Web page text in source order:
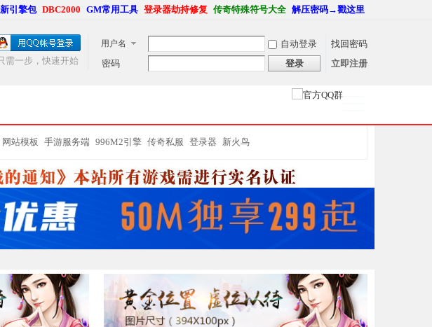
引擎包 DBC2000 GM常用工具 登录器劫持修复 传奇特殊符号大全 解压密码→戳这里
用户名 自动登录
找回密码
密码
登录 立即注册
需一步，快速开始
网站模板 手游服务端 996M2引擎 传奇私服 登录器 新火鸟